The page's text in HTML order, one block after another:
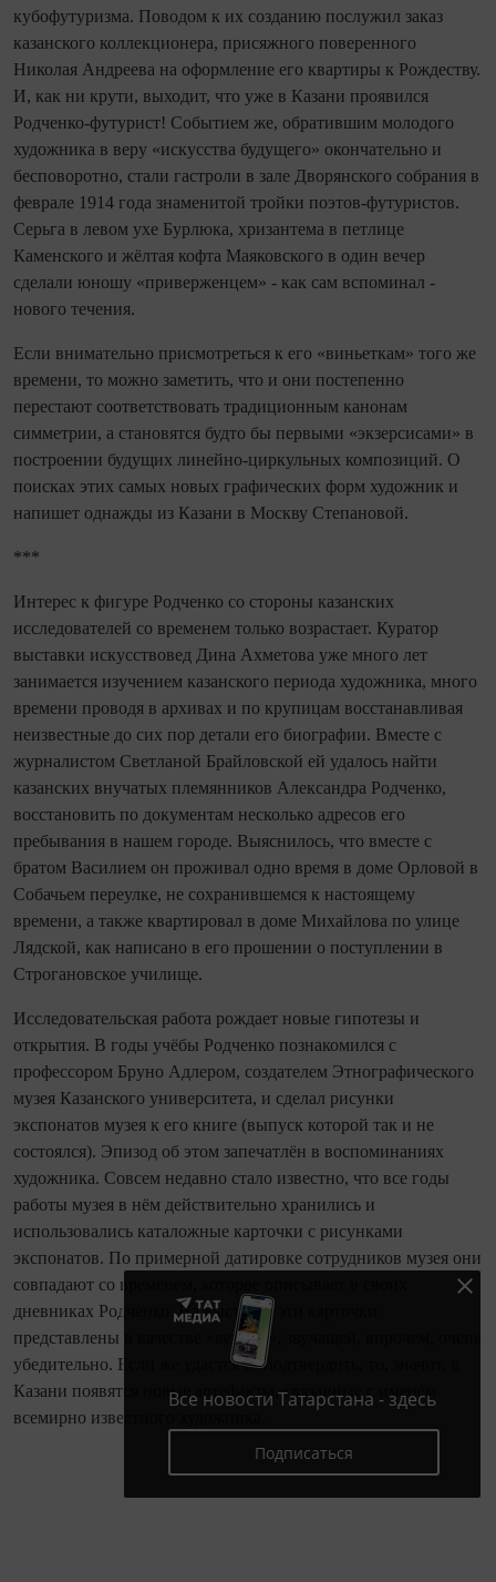
кубофутуризма. Поводом к их со­зданию послужил заказ
казанского коллекционера, присяжного поверенного
Николая Андреева на оформление его квартиры к Рождеству.
И, как ни крути, выходит, что уже в Казани проявился
Родченко‑футурист! Событием же, обратившим молодого
художника в веру «искусства будущего» окончательно и
бесповоротно, стали гастроли в зале Дворянского собрания в
феврале 1914 года знаменитой тройки поэтов‑футуристов.
Серьга в левом ухе Бурлюка, хризантема в петлице
Каменского и жёлтая кофта Маяковского в один вечер
сделали юношу «приверженцем» - как сам вспоминал -
нового течения.
Если внимательно присмотреться к его «виньеткам» того же
времени, то можно заметить, что и они постепенно
перестают соответствовать традиционным канонам
симметрии, а становятся будто бы первыми «экзерсисами» в
построении будущих линейно‑циркульных композиций. О
поисках этих самых новых графических форм художник и
напишет однажды из Казани в Москву Степановой.
***
Интерес к фигуре Родченко со стороны казанских
исследователей со временем только возрастает. Куратор
выставки искусствовед Дина Ахметова уже много лет
занимается изу­чением казанского периода художника, много
времени проводя в архивах и по крупицам восстанавливая
неизвестные до сих пор детали его биографии. Вместе с
журналистом Светланой Брайловской ей удалось найти
казанских внучатых племянников Александра Родченко,
восстановить по документам несколько адресов его
пребывания в нашем городе. Выяснилось, что вместе с
братом Василием он проживал одно время в доме Орловой в
Собачьем переулке, не сохранившемся к настоящему
времени, а также квартировал в доме Михайлова по улице
Лядской, как написано в его прошении о поступлении в
Строгановское училище.
Исследовательская работа рождает новые гипотезы и
открытия. В годы учёбы Родченко познакомился с
профессором Бруно Адлером, создателем Этнографического
музея Казанского университета, и сделал рисунки
экспонатов музея к его книге (выпуск которой так и не
состоялся). Эпизод об этом запечатлён в воспоминаниях
художника. Совсем недавно стало известно, что все годы
работы музея в нём действительно хранились и
использовались каталожные карточки с рисунками
экспонатов. По примерной датировке сотрудников музея они
совпадают со временем, которое описывает в своих
дневниках Родченко. На выставке эти карточки
представлены в качестве «версии», звучащей, впрочем, очень
убедительно. Если же удастся её подтвердить, то, значит, в
Казани появятся новые артефакты, связанные с именем
всемирно известного художника.
Все новости Татарстана - здесь
Подписаться